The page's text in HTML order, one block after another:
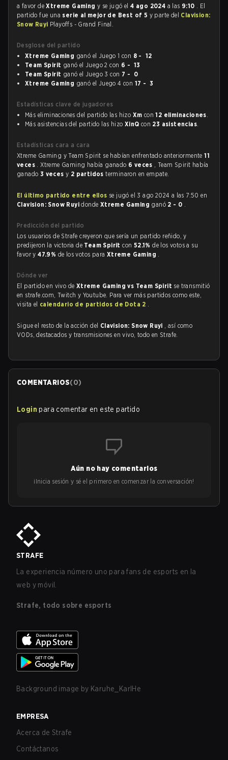
a favor deXtreme Gamingy se jugó el4 ago 2024 a las 9:10 . El
partido fue una serie al mejor de Best of 5 y parte del Clavision:
Snow Ruyi Playoffs - Grand Final.
Desglose del partido
Xtreme Gaming ganó el Juego 1 con 8 - 12
Team Spirit ganó el Juego 2 con 6 - 13
Team Spirit ganó el Juego 3 con 7 - 0
Xtreme Gaming ganó el Juego 4 con 17 - 3
Estadísticas clave de jugadores
Más eliminaciones del partido las hizo Xm con12 eliminaciones.
Más asistencias del partido las hizo XinQ con 23 asistencias.
Estadísticas cara a cara
Xtreme Gaming y Team Spirit se habían enfrentado anteriormente11
veces . Xtreme Gaming había ganado 6 veces , Team Spirit había
ganado 3 vecesy 2 partidosterminaron en empate.
El último partido entre ellos se jugó el 3 ago 2024 a las 7:50 en
Clavision: Snow Ruyidonde Xtreme Gaming ganó 2 - 0 .
Predicción del partido
Los usuarios de Strafe creyeron que sería un partido reñido, y
predijeron la victoria de Team Spiritcon 52.1%de los votos a su
favor y47.9% de los votos para Xtreme Gaming .
Dónde ver
El partido en vivo de Xtreme Gaming vs Team Spirit se transmitió
en strafe.com, Twitch y Youtube. Para ver más partidos como este,
visita el calendario de partidos de Dota 2 .
Sigue el resto de la acción del Clavision: Snow Ruyi , así como
VODs, destacados y transmisiones en vivo, todo en Strafe.
COMENTARIOS(0)
Login para comentar en este partido
Aún no hay comentarios
¡Inicia sesión y sé el primero en comenzar la conversación!
STRAFE
La experiencia número uno para fans de esports en la
web y móvil.
Strafe, todo sobre esports
Background image by Karuhe_KarlHe
EMPRESA
Acerca de Strafe
Contáctanos